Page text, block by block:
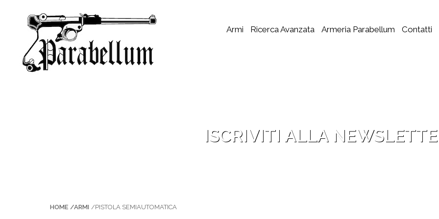
Armi Ricerca Avanzata Armeria Parabellum Contatti
ISCRIVITI ALLA
HOME /ARMI /PISTOLA SEMIAUTOMATICA